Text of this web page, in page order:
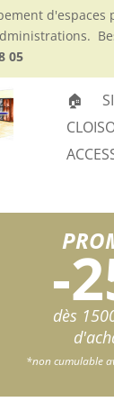
d'espaces
05
🏠
-
dès
*non cumulable